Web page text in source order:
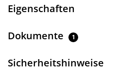
Eigenschaften
Dokumente 1
Sicherheitshinweise